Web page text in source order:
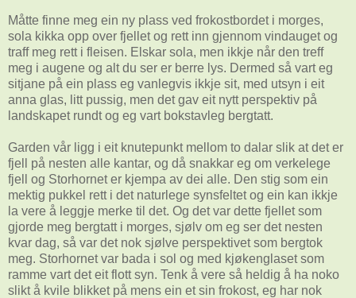
Måtte finne meg ein ny plass ved frokostbordet i morges,
sola kikka opp over fjellet og rett inn gjennom vindauget og
traff meg rett i fleisen. Elskar sola, men ikkje når den treff
meg i augene og alt du ser er berre lys. Dermed så vart eg
sitjane på ein plass eg vanlegvis ikkje sit, med utsyn i eit
anna glas, litt pussig, men det gav eit nytt perspektiv på
landskapet rundt og eg vart bokstavleg bergtatt.
Garden vår ligg i eit knutepunkt mellom to dalar slik at det er
fjell på nesten alle kantar, og då snakkar eg om verkelege
fjell og Storhornet er kjempa av dei alle. Den stig som ein
mektig pukkel rett i det naturlege synsfeltet og ein kan ikkje
la vere å leggje merke til det. Og det var dette fjellet som
gjorde meg bergtatt i morges, sjølv om eg ser det nesten
kvar dag, så var det nok sjølve perspektivet som bergtok
meg. Storhornet var bada i sol og med kjøkenglaset som
ramme vart det eit flott syn. Tenk å vere så heldig å ha noko
slikt å kvile blikket på mens ein et sin frokost, eg har nok